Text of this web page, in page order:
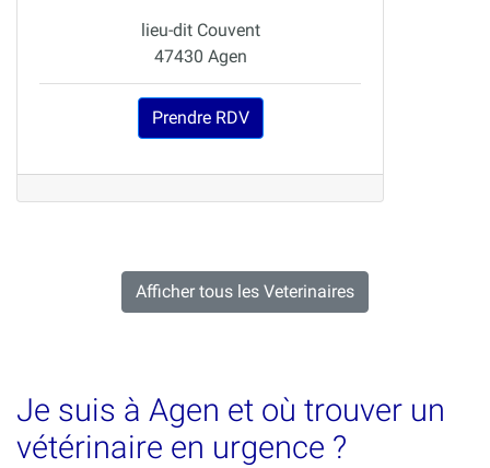
lieu-dit Couvent
47430 Agen
Prendre RDV
Afficher tous les Veterinaires
Je suis à Agen et où trouver un
vétérinaire en urgence ?